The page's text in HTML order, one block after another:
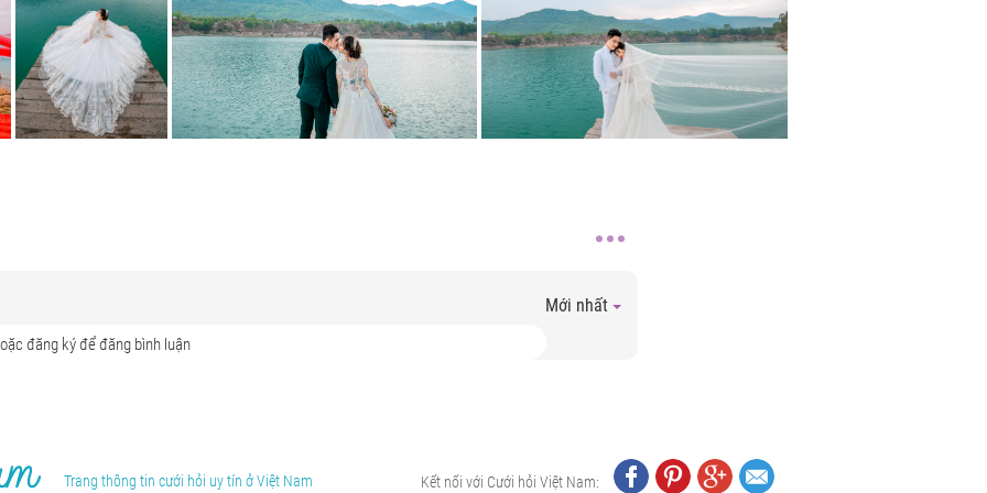
Mới nhất
Trang thông tin cưới hỏi uy tín ở Việt Nam Kết nối với Cưới hỏi Việt Nam: